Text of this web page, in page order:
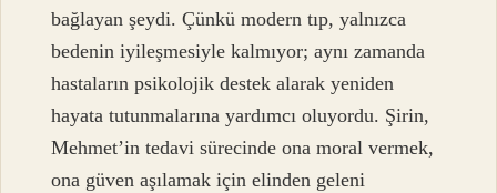
bağlayan şeydi. Çünkü modern tıp, yalnızca
bedenin iyileşmesiyle kalmıyor; aynı zamanda
hastaların psikolojik destek alarak yeniden
hayata tutunmalarına yardımcı oluyordu. Şirin,
Mehmet’in tedavi sürecinde ona moral vermek,
ona güven aşılamak için elinden geleni